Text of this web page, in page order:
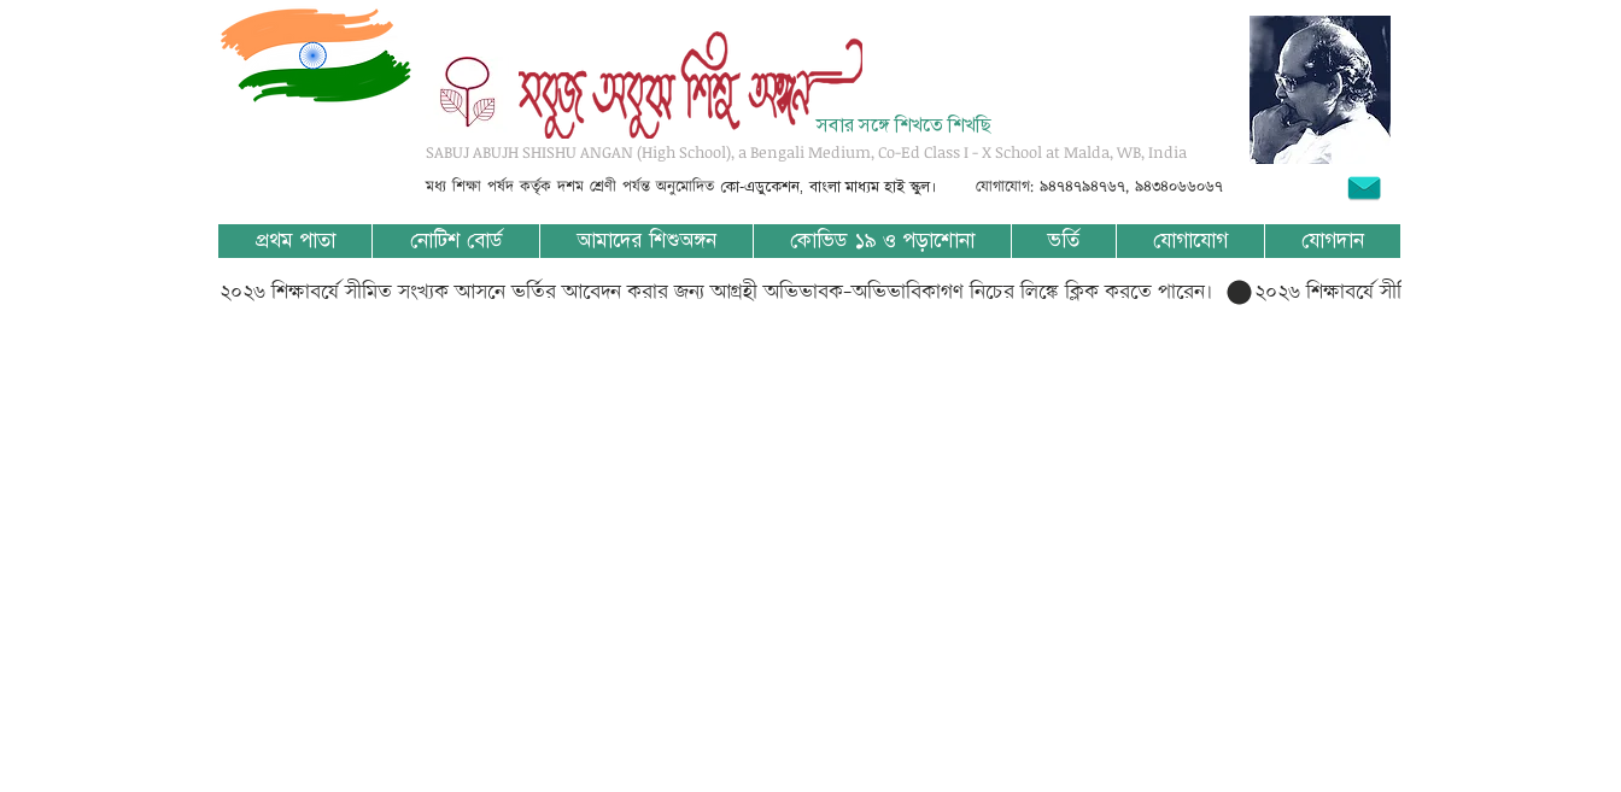
সবার সঙ্গে শিখতে শিখছি
SABUJ ABUJH SHISHU ANGAN (High School), a Bengali Medium, Co-Ed Class I - X School at Malda, WB, India
মধ্য শিক্ষা পর্ষদ কর্তৃক দশম শ্রেণী পর্যন্ত অনুমোদিত কো-এডুকেশন, বাংলা মাধ্যম হাই স্কুল। যোগাযোগ: ৯৪৭৪৭৯৪৭৬৭, ৯৪৩৪০৬৬০৬৭
প্রথম পাতা নোটিশ বোর্ড আমাদের শিশুঅঙ্গন কোভিড ১৯ ও পড়াশোনা ভর্তি যোগাযোগ যোগদান
২০২৬ শিক্ষাবর্ষে সীমিত সংখ্যক আসনে ভর্তির আবেদন করার জন্য আগ্রহী অভিভাবক-অভিভাবিকাগণ নিচের লিঙ্কে ক্লিক করতে পারেন।